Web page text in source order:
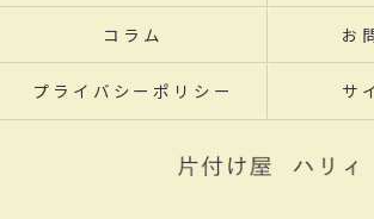
コラム お
プライバシーポリシー サ